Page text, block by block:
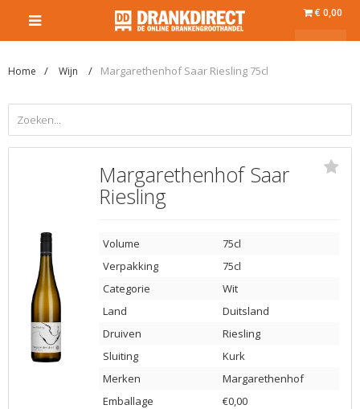
€ 0,00
Home Wijn Margarethenhof Saar Riesling 75cl
Margarethenhof Saar
Riesling
Volume
75cl
Verpakking
75cl
Categorie
Wit
Land
Duitsland
Druiven
Riesling
Sluiting
Kurk
Merken
Margarethenhof
Emballage
€0,00